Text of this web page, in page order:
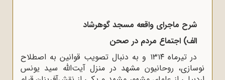
شرح ماجرای واقعه مسجد گوهرشاد
الف) اجتماع مردم در صحن
در تیرماه ۱۳۱۴ و به دنبال تصویب قوانین به اصطلاح
نوسازی، روحانیون مشهد در منزلآیت‌الله سید یونس